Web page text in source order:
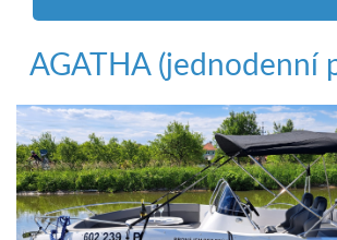
AGATHA (jednodenní